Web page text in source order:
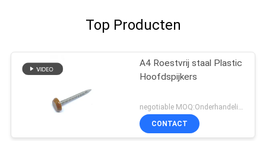
Top Producten
A4 Roestvrij staal Plastic
Hoofdspijkers
negotiable MOQ:Onderhandeling
CONTACT